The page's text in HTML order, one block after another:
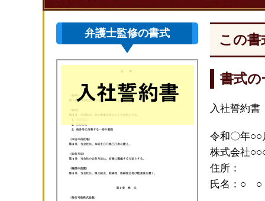
弁護士監修の書式 この
書式の
入社誓約書
令和〇年○○
株式会社
住所：
氏名：